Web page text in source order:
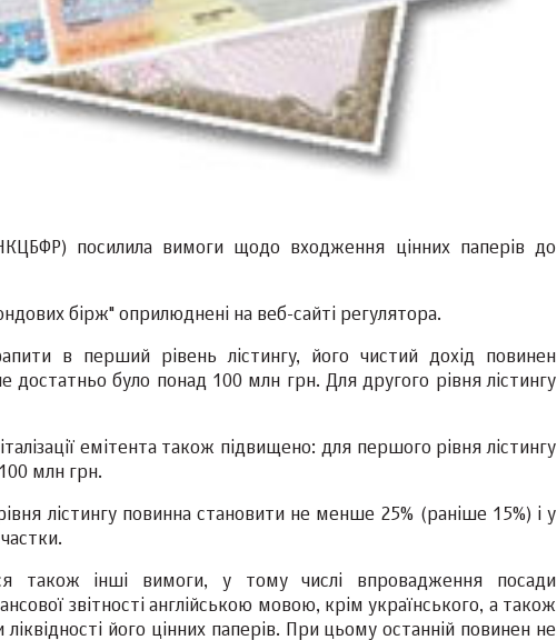
посилила вимоги щодо входження цінних паперів до
бірж" оприлюднені на веб-сайті регулятора.
в перший рівень лістингу, його чистий дохід повинен
було понад 100 млн грн. Для другого рівня лістингу
емітента також підвищено: для першого рівня лістингу
млн грн.
лістингу повинна становити не менше 25% (раніше 15%) і у
також інші вимоги, у тому числі впровадження посади
звітності англійською мовою, крім українського, а також
його цінних паперів. При цьому останній повинен не